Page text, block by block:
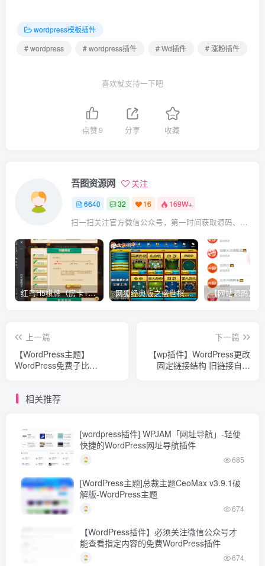
wordpress模板插件
# wordpress
# wordpress插件 # Wd插件 # 涨粉插件
喜欢就支持一下吧
点赞9 分享 收藏
吾图资源网 关注
6640 32 16 169W+
扫一扫关注官方微信公众号，第一时间获取源码、网赚项目资源教程，自媒体等知识干货，让互联网创业赚钱更简单。
红鸟H5棋牌（房卡+金币）全套双模式游戏源码 网狐经典版之盛世棋牌完整游戏源码（包含文档、架设教程、网站、源代码等）
上一篇
【WordPress主题】
WordPress免费子比
下一篇
【wp插件】WordPress更改
固定链接结构 旧链接自动
相关推荐
[wordpress插件] WPJAM「网址导航」-轻便
快捷的WordPress网址导航插件
685
[WordPress主题]总裁主题CeoMax v3.9.1破
解版-WordPress主题
674
【WordPress插件】必须关注微信公众号才
能查看指定内容的免费WordPress插件
674